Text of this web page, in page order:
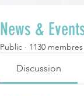
News &
Public · 1130 membres
Discussion